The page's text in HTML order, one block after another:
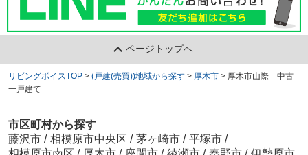
セブンイレブン厚木山際店
約261m／4分
【仲介手数料０円】厚木市戸室5期 新築一戸建て 全2棟
ページトップへ
リビングボイスTOP > (戸建(売買))地域から探す > 厚木市 > 厚木市山際 中古
一戸建て
市区町村から探す
藤沢市 / 相模原市中央区 / 茅ヶ崎市 / 平塚市 /